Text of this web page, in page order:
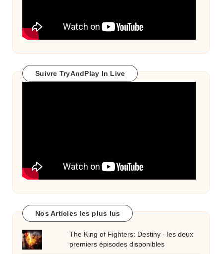
Suivre TryAndPlay In Live
Nos Articles les plus lus
The King of Fighters: Destiny - les deux
premiers épisodes disponibles